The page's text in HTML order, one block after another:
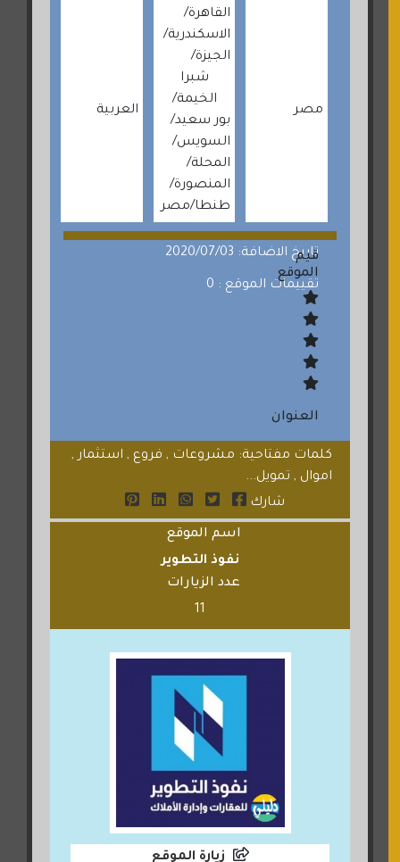
مصر
القاهرة
الاسكندرية
الجيزة
شبرا
الخيمة
بور سعيد
السويس
المحلة
المنصورة
طنطا مصر
العربية
تاريخ الاضافة: 2020/07/03
تقييمات الموقع : 0
قيم
الموقع
العنوان
كلمات مفتاحية: مشروعات , فروع , استثمار ,
اموال , تمويل...
شارك
اسم الموقع
نفوذ التطوير
عدد الزيارات
11
زيارة الموقع